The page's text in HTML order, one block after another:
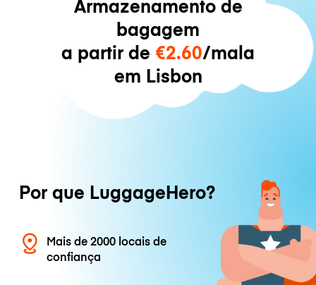
Armazenamento de
bagagem
a partir de €2.60/mala
em Lisbon
Por que LuggageHero?
Mais de 2000 locais de
confiança